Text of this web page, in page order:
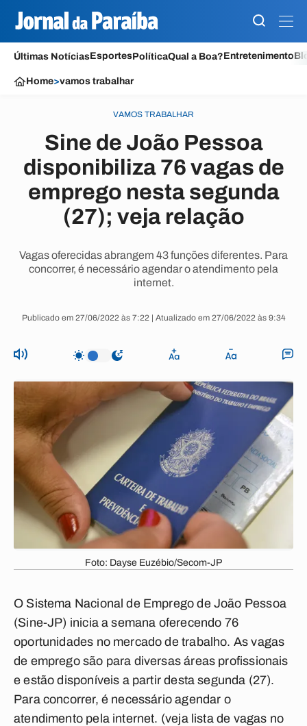
Últimas NotíciasEsportesPolíticaQual a Boa?Entretenimento
Home>vamos trabalhar
VAMOS TRABALHAR
Sine de João Pessoa
disponibiliza 76 vagas de
emprego nesta segunda
(27); veja relação
Vagas oferecidas abrangem 43 funções diferentes. Para
concorrer, é necessário agendar o atendimento pela
internet.
Publicado em 27/06/2022 às 7:22 | Atualizado em 27/06/2022 às 9:34
Foto: Dayse Euzébio/Secom-JP
O Sistema Nacional de Emprego de João Pessoa
(Sine-JP) inicia a semana oferecendo 76
oportunidades no mercado de trabalho. As vagas
de emprego são para diversas áreas profissionais
e estão disponíveis a partir desta segunda (27).
Para concorrer, é necessário agendar o
atendimento pela internet. (veja lista de vagas no